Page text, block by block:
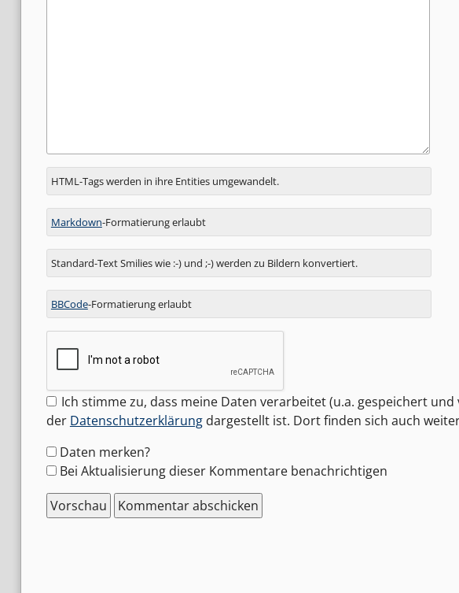
Antwort
zu
HTML-Tags werden in ihre Entities umgewandelt.
Markdown-Formatierung erlaubt
Standard-Text Smilies wie :-) und ;-) werden zu Bildern konvertiert.
BBCode-Formatierung erlaubt
Ich stimme zu, dass meine Daten verarbeitet (u.a. gespeichert
der Datenschutzerklärungdargestellt ist. Dort finden sich auch
Formular-
Optionen
Daten merken?
Bei Aktualisierung dieser Kommentare benachrichtigen